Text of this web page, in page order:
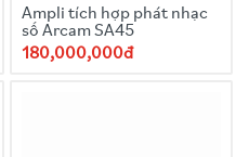
Ampli tích hợp phát nhạc
số Arcam SA45
180,000,000đ